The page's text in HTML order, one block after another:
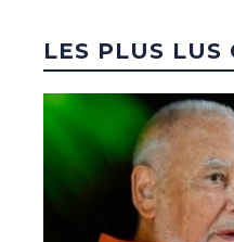
LES PLUS LUS